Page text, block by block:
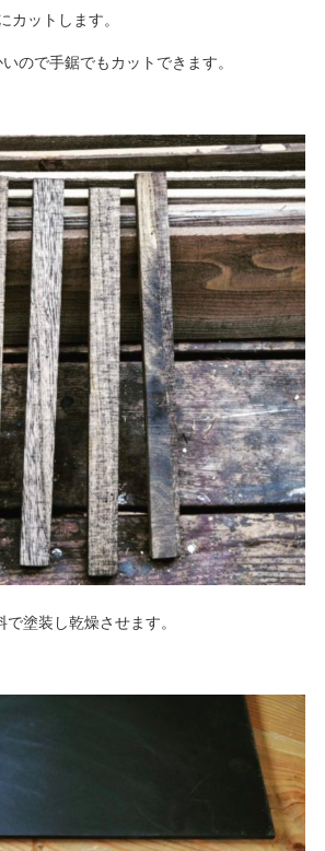
カットします。
ので手鋸でもカットできます。
塗装し乾燥させます。